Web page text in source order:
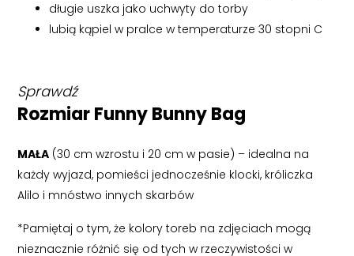
długie uszka jako uchwyty do torby
lubią kąpiel w pralce w temperaturze 30 stopni C
Sprawdź
Rozmiar Funny Bunny Bag
MAŁA (30 cm wzrostu i 20 cm w pasie) – idealna na
każdy wyjazd, pomieści jednocześnie klocki, króliczka
Alilo i mnóstwo innych skarbów
*Pamiętaj o tym, że kolory toreb na zdjęciach mogą
nieznacznie różnić się od tych w rzeczywistości w